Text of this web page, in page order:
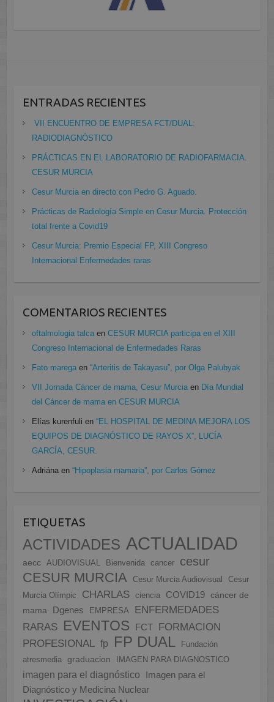
ENTRADAS RECIENTES
VII ENCUENTRO DE EMPRESA FCT/DUAL:
RADIODIAGNÓSTICO
PRÁCTICAS EN EL LABORATORIO DE RADIOFARMACIA.
CESUR MURCIA
Cesur Murcia en directo con Pedro G. Aguado.
Prácticas de Radiología Simple en Cesur Murcia. Protección
total frente a Covid19
Cesur Murcia: Premio Especial FP, XIII Congreso
Internacional Enfermedades raras
COMENTARIOS RECIENTES
oftalmologia talcaen CESUR MURCIA participa en el XIII
Congreso Internacional de Enfermedades Raras
Fato maregaen “Arteritis de Takayasu”, por Olga Palubyak
VII Jornada Cáncer de mama, Cesur Murciaen Día Mundial
del Cáncer de mama en CESUR MURCIA
Elías kurenfuli en “EL HOSPITAL DE MEDINA MEJORA LOS
EQUIPOS DE DIAGNÓSTICO DE RAYOS X”, LUCÍA
GARCÍA, CESUR.
Adriánaen “Hipoplasia mamaria”, por Carlos Gómez
ETIQUETAS
ACTIVIDADES ACTUALIDAD
aecc AUDIOVISUAL Bienvenida cancer cesur
CESUR MURCIA Cesur Murcia Audiovisual
Cesur
Murcia Olímpic
CHARLAS ciencia COVID19
cáncer de
mama
Dgenes EMPRESA
ENFERMEDADES
RARAS EVENTOS FCT
FORMACION
PROFESIONAL fp FP DUAL
Fundación
atresmedia
graduacion IMAGEN PARA DIAGNOSTICO
imagen para el diagnóstico
Imagen para el
Diagnóstico y Medicina Nuclear